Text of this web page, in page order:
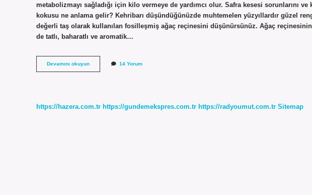
metabolizmayı sağladığı için kilo vermeye de yardımcı olur. Safra kesesi sorunlarını ve
kokusu ne anlama gelir? Kehribarı düşündüğünüzde muhtemelen yüzyıllardır güzel
değerli taş olarak kullanılan fosilleşmiş ağaç reçinesini düşünürsünüz. Ağaç
de tatlı, baharatlı ve aromatik…
Devamını okuyunAmber
Çiçeği
14 Yorum
https://hazera.com.tr https://gundemekspres.com.tr https://radyoumut.com.tr Sitemap